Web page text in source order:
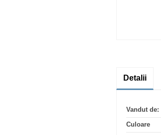
Detalii
Vandut de:
Culoare